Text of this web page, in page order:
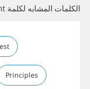
الكلمات المشابه لكلمة Print
Principles